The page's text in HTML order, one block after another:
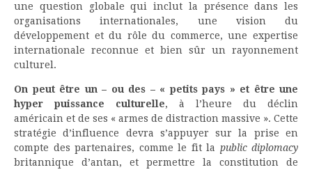
une question globale qui inclut la présence dans les
organisations internationales, une vision du
développement et du rôle du commerce, une expertise
internationale reconnue et bien sûr un rayonnement
culturel.
On peut être un – ou des – « petits pays » et être une
hyper puissance culturelle, à l’heure du déclin
américain et de ses « armes de distraction massive ». Cette
stratégie d’influence devra s’appuyer sur la prise en
compte des partenaires, comme le fit la public diplomacy
britannique d’antan, et permettre la constitution de